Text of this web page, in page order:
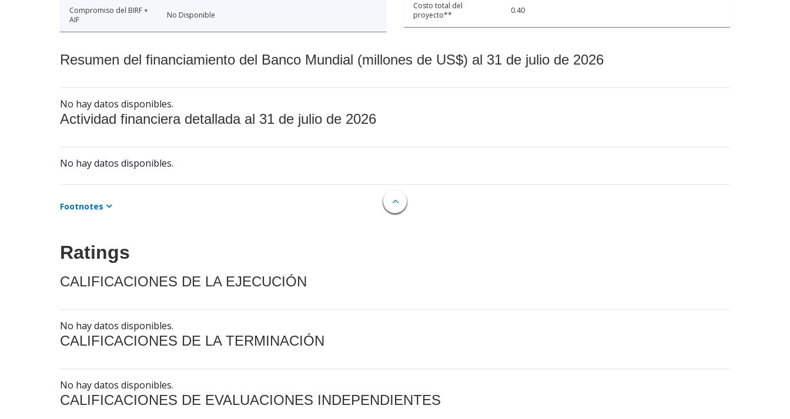
Compromiso del BIRF +
AIF
No Disponible
Costo total del
proyecto**
0.40
Resumen del financiamiento del Banco Mundial (millones de US$) al 31 de julio de 2026
No hay datos disponibles.
Actividad financiera detallada al 31 de julio de 2026
No hay datos disponibles.
Footnotes
Ratings
CALIFICACIONES DE LA EJECUCIÓN
No hay datos disponibles.
CALIFICACIONES DE LA TERMINACIÓN
No hay datos disponibles.
CALIFICACIONES DE EVALUACIONES INDEPENDIENTES